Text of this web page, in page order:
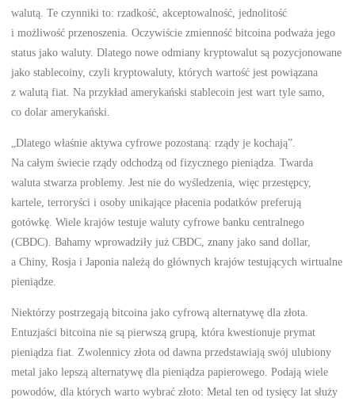
walutą. Te czynniki to: rzadkość, akceptowalność, jednolitość
i możliwość przenoszenia. Oczywiście zmienność bitcoina podważa jego
status jako waluty. Dlatego nowe odmiany kryptowalut są pozycjonowane
jako stablecoiny, czyli kryptowaluty, których wartość jest powiązana
z walutą fiat. Na przykład amerykański stablecoin jest wart tyle samo,
co dolar amerykański.
„Dlatego właśnie aktywa cyfrowe pozostaną: rządy je kochają”.
Na całym świecie rządy odchodzą od fizycznego pieniądza. Twarda
waluta stwarza problemy. Jest nie do wyśledzenia, więc przestępcy,
kartele, terroryści i osoby unikające płacenia podatków preferują
gotówkę. Wiele krajów testuje waluty cyfrowe banku centralnego
(CBDC). Bahamy wprowadziły już CBDC, znany jako sand dollar,
a Chiny, Rosja i Japonia należą do głównych krajów testujących wirtualne
pieniądze.
Niektórzy postrzegają bitcoina jako cyfrową alternatywę dla złota.
Entuzjaści bitcoina nie są pierwszą grupą, która kwestionuje prymat
pieniądza fiat. Zwolennicy złota od dawna przedstawiają swój ulubiony
metal jako lepszą alternatywę dla pieniądza papierowego. Podają wiele
powodów, dla których warto wybrać złoto: Metal ten od tysięcy lat służy